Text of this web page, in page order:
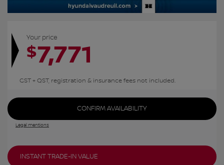
Your price
$7,771
GST + QST, registration & insurance fees not included.
CONFIRM AVAILABILITY
Legal mentions
INSTANT TRADE-IN VALUE